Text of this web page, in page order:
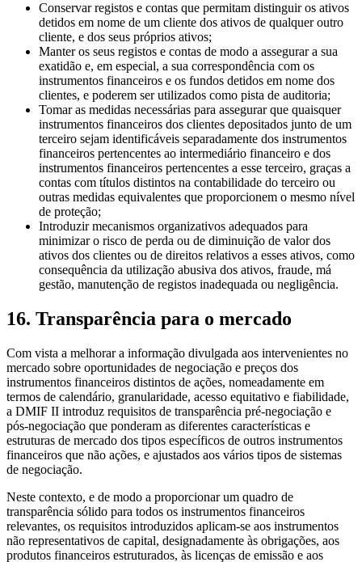
Conservar registos e contas que permitam distinguir os ativos
detidos em nome de um cliente dos ativos de qualquer outro
cliente, e dos seus próprios ativos;
Manter os seus registos e contas de modo a assegurar a sua
exatidão e, em especial, a sua correspondência com os
instrumentos financeiros e os fundos detidos em nome dos
clientes, e poderem ser utilizados como pista de auditoria;
Tomar as medidas necessárias para assegurar que quaisquer
instrumentos financeiros dos clientes depositados junto de um
terceiro sejam identificáveis separadamente dos instrumentos
financeiros pertencentes ao intermediário financeiro e dos
instrumentos financeiros pertencentes a esse terceiro, graças a
contas com títulos distintos na contabilidade do terceiro ou
outras medidas equivalentes que proporcionem o mesmo nível
de proteção;
Introduzir mecanismos organizativos adequados para
minimizar o risco de perda ou de diminuição de valor dos
ativos dos clientes ou de direitos relativos a esses ativos, como
consequência da utilização abusiva dos ativos, fraude, má
gestão, manutenção de registos inadequada ou negligência.
16. Transparência para o mercado
Com vista a melhorar a informação divulgada aos intervenientes no
mercado sobre oportunidades de negociação e preços dos
instrumentos financeiros distintos de ações, nomeadamente em
termos de calendário, granularidade, acesso equitativo e fiabilidade,
a DMIF II introduz requisitos de transparência pré-negociação e
pós-negociação que ponderam as diferentes características e
estruturas de mercado dos tipos específicos de outros instrumentos
financeiros que não ações, e ajustados aos vários tipos de sistemas
de negociação.
Neste contexto, e de modo a proporcionar um quadro de
transparência sólido para todos os instrumentos financeiros
relevantes, os requisitos introduzidos aplicam-se aos instrumentos
não representativos de capital, designadamente às obrigações, aos
produtos financeiros estruturados, às licenças de emissão e aos